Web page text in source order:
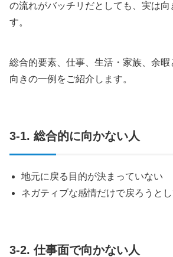
の流れがバッチリだとしても、実は
す。
総合的要素、仕事、生活・家族、余
向きの一例をご紹介します。
3-1. 総合的に向かない人
地元に戻る目的が決まっていない
ネガティブな感情だけで戻ろうと
3-2. 仕事面で向かない人